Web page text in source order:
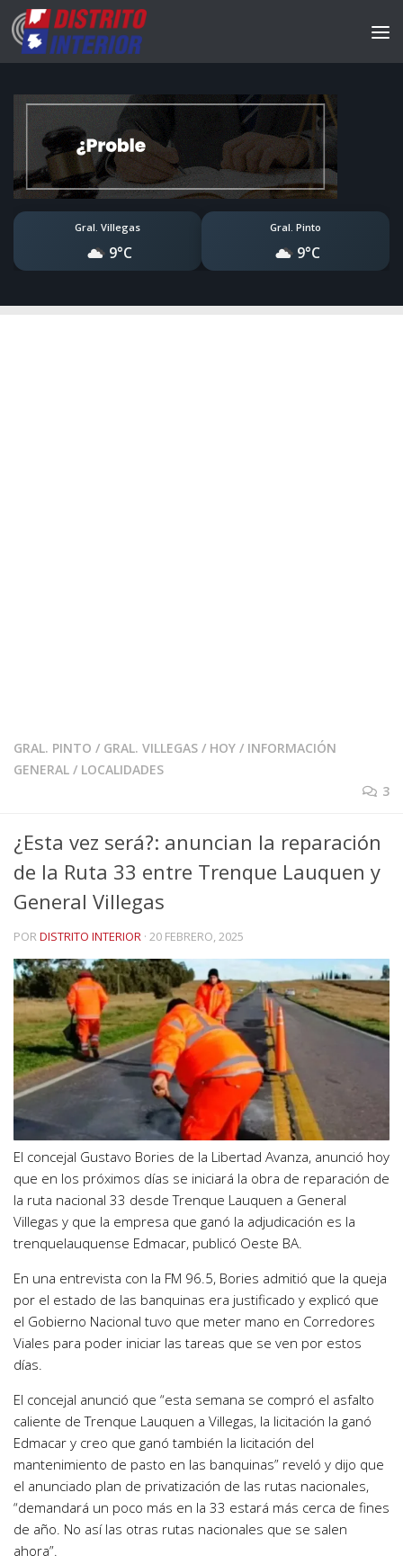
Gral. Villegas
9°C
Gral. Pinto
9°C
GRAL. PINTO / GRAL. VILLEGAS / HOY / INFORMACIÓN
GENERAL / LOCALIDADES
3
¿Esta vez será?: anuncian la reparación
de la Ruta 33 entre Trenque Lauquen y
General Villegas
PORDISTRITO INTERIOR · 20 FEBRERO, 2025
El concejal Gustavo Bories de la Libertad Avanza, anunció hoy
que en los próximos días se iniciará la obra de reparación de
la ruta nacional 33 desde Trenque Lauquen a General
Villegas y que la empresa que ganó la adjudicación es la
trenquelauquense Edmacar, publicó Oeste BA.
En una entrevista con la FM 96.5, Bories admitió que la queja
por el estado de las banquinas era justificado y explicó que
el Gobierno Nacional tuvo que meter mano en Corredores
Viales para poder iniciar las tareas que se ven por estos
días.
El concejal anunció que “esta semana se compró el asfalto
caliente de Trenque Lauquen a Villegas, la licitación la ganó
Edmacar y creo que ganó también la licitación del
mantenimiento de pasto en las banquinas” reveló y dijo que
el anunciado plan de privatización de las rutas nacionales,
“demandará un poco más en la 33 estará más cerca de fines
de año. No así las otras rutas nacionales que se salen
ahora”.